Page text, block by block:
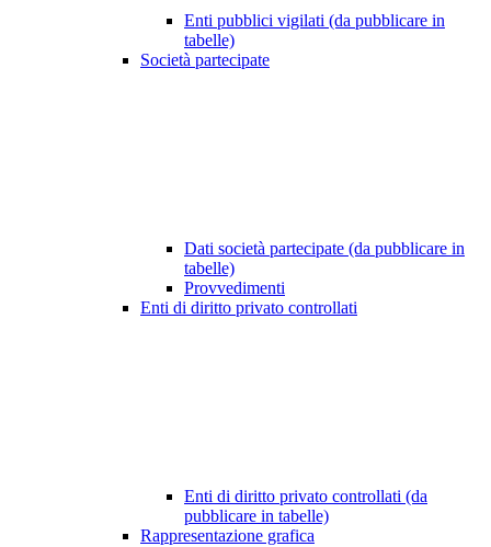
Enti pubblici vigilati (da pubblicare in
tabelle)
Società partecipate
Dati società partecipate (da pubblicare in
tabelle)
Provvedimenti
Enti di diritto privato controllati
Enti di diritto privato controllati (da
pubblicare in tabelle)
Rappresentazione grafica